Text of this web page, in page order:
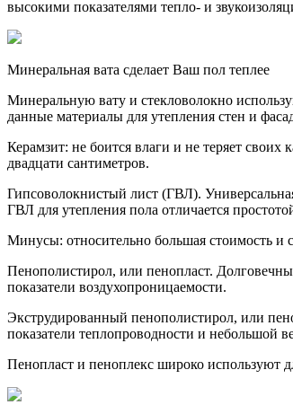
высокими показателями тепло- и
Минеральная вата сделает Ваш пол теплее
Минеральную вату и стекловолокно
данные материалы для утепления стен и
Керамзит: не боится влаги и не теряет
двадцати сантиметров.
Гипсоволокнистый лист (ГВЛ).
ГВЛ для утепления пола отличается
Минусы: относительно большая стоимость и
Пенополистирол, или пенопласт.
показатели воздухопроницаемости.
Экструдированный пенополистирол, или
показатели теплопроводности и небольшой
Пенопласт и пеноплекс широко используют